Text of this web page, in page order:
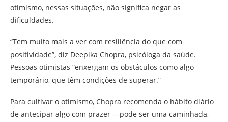
otimismo, nessas situações, não significa negar as
dificuldades.
“Tem muito mais a ver com resiliência do que com
positividade”, diz Deepika Chopra, psicóloga da saúde.
Pessoas otimistas “enxergam os obstáculos como algo
temporário, que têm condições de superar.”
Para cultivar o otimismo, Chopra recomenda o hábito diário
de antecipar algo com prazer —pode ser uma caminhada,